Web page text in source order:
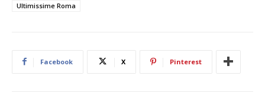
Ultimissime Roma
Facebook X Pinterest